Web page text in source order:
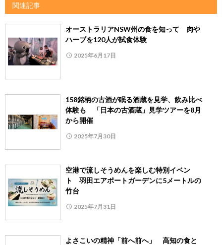
関連記事
オーストラリアNSW州の食を知って 肉や
ハーブを120人が試食体験
2025年6月17日
158銘柄の古酒が眠る酒蔵を見学、飲み比べ
体験も 「日本の古酒蔵」見学ツアーを8月
から開催
2025年7月30日
空港で流しそうめんを楽しむ特別イベン
ト 羽田エアポートガーデンに5メートルの
竹台
2025年7月31日
よさこいの精神「前へ前へ」 高知の食と